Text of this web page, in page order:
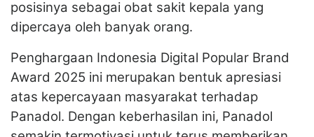
posisinya sebagai obat sakit kepala yang
dipercaya oleh banyak orang.
Penghargaan Indonesia Digital Popular Brand
Award 2025 ini merupakan bentuk apresiasi
atas kepercayaan masyarakat terhadap
Panadol. Dengan keberhasilan ini, Panadol